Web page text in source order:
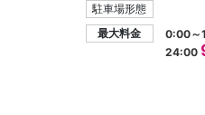
駐車場形態
最大料金
0:00～
24:00